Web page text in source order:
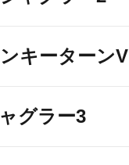
キーターンV
グラー3